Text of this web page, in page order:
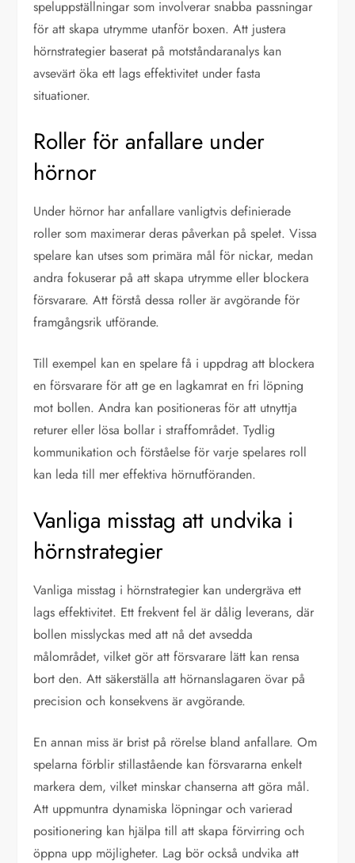
speluppställningar som involverar snabba passningar
för att skapa utrymme utanför boxen. Att justera
hörnstrategier baserat på motståndaranalys kan
avsevärt öka ett lags effektivitet under fasta
situationer.
Roller för anfallare under
hörnor
Under hörnor har anfallare vanligtvis definierade
roller som maximerar deras påverkan på spelet. Vissa
spelare kan utses som primära mål för nickar, medan
andra fokuserar på att skapa utrymme eller blockera
försvarare. Att förstå dessa roller är avgörande för
framgångsrik utförande.
Till exempel kan en spelare få i uppdrag att blockera
en försvarare för att ge en lagkamrat en fri löpning
mot bollen. Andra kan positioneras för att utnyttja
returer eller lösa bollar i straffområdet. Tydlig
kommunikation och förståelse för varje spelares roll
kan leda till mer effektiva hörnutföranden.
Vanliga misstag att undvika i
hörnstrategier
Vanliga misstag i hörnstrategier kan undergräva ett
lags effektivitet. Ett frekvent fel är dålig leverans, där
bollen misslyckas med att nå det avsedda
målområdet, vilket gör att försvarare lätt kan rensa
bort den. Att säkerställa att hörnanslagaren övar på
precision och konsekvens är avgörande.
En annan miss är brist på rörelse bland anfallare. Om
spelarna förblir stillastående kan försvararna enkelt
markera dem, vilket minskar chanserna att göra mål.
Att uppmuntra dynamiska löpningar och varierad
positionering kan hjälpa till att skapa förvirring och
öppna upp möjligheter. Lag bör också undvika att